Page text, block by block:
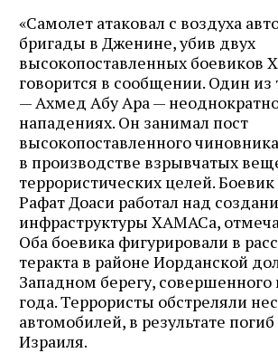
«Самолет атаковал с воздуха
бригады в Дженине, убив двух
высокопоставленных боевиков
говорится в сообщении. Один из
— Ахмед Абу Ара — неоднократно
нападениях. Он занимал пост
высокопоставленного
в производстве взрывчатых
террористических целей.
Рафат Доаси работал над
инфраструктуры ХАМАСа,
Оба боевика фигурировали в
теракта в районе Иорданской
Западном берегу, совершенного
года. Террористы обстреляли
автомобилей, в результате
Израиля.